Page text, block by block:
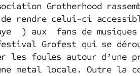
Grotherhood
rendre celui-ci
) aux fans de
Grofest qui se
les foules autour d’une
metal locale. Outre